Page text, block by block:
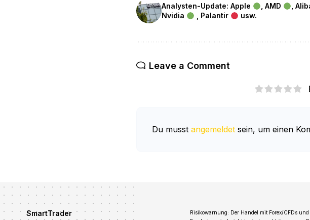
Analysten-Update: Apple , AMD ,
Nvidia
, Palantir usw.
Leave a Comment
Du musst angemeldetsein, um einen
SmartTrader
Risikowarnung: Der Handel mit Forex/CFDs